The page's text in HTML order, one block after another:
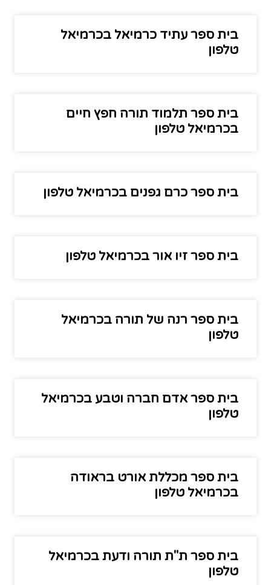
בית ספר עתיד כרמיאל בכרמיאל
טלפון
בית ספר תלמוד תורה חפץ חיים
בכרמיאל טלפון
בית ספר כרם גפנים בכרמיאל טלפון
בית ספר זיו אור בכרמיאל טלפון
בית ספר רנה של תורה בכרמיאל
טלפון
בית ספר אדם חברה וטבע בכרמיאל
טלפון
בית ספר מכללת אורט בראודה
בכרמיאל טלפון
בית ספר ת"ת תורה ודעת בכרמיאל
טלפון